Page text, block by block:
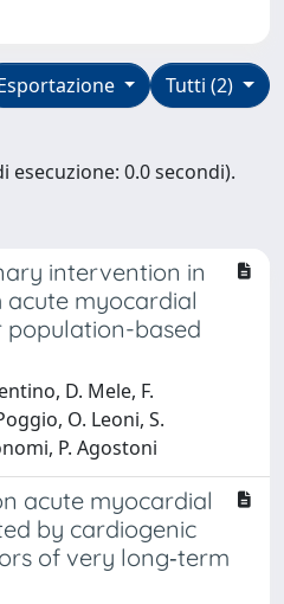
Tutti (2)
esecuzione: 0.0 secondi).
intervention in
myocardial
population-based
D. Mele, F.
O. Leoni, S.
P. Agostoni
acute myocardial
by cardiogenic
of very long‐term